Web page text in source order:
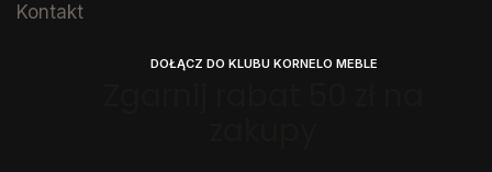
Kontakt
DOŁĄCZ DO KLUBU KORNELO MEBLE